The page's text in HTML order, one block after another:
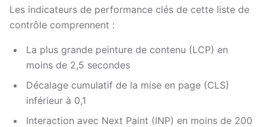
Les indicateurs de performance clés de cette liste de
contrôle comprennent :
La plus grande peinture de contenu (LCP) en
moins de 2,5 secondes
Décalage cumulatif de la mise en page (CLS)
inférieur à 0,1
Interaction avec Next Paint (INP) en moins de 200